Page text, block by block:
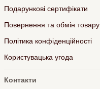
Подарункові сертифікати
Повернення та обмін товару
Політика конфіденційності
Користувацька угода
Контакти